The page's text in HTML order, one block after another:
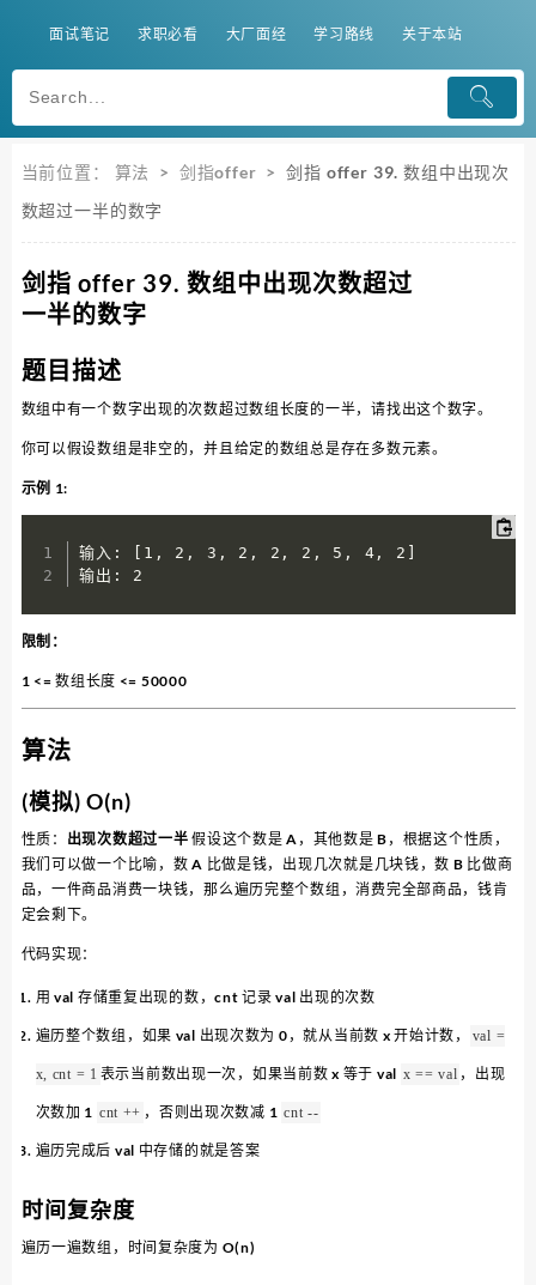
面试笔记 求职必看 大厂面经 学习路线 关于本站
当前位置： 算法 > 剑指offer >剑指 offer 39. 数组中出现次
数超过一半的数字
剑指 offer 39. 数组中出现次数超过
一半的数字
题目描述
数组中有一个数字出现的次数超过数组长度的一半，请找出这个数字。
你可以假设数组是非空的，并且给定的数组总是存在多数元素。
示例 1:
输入: [1, 2, 3, 2, 2, 2, 5, 4, 2]
输出: 2
限制：
1 <= 数组长度 <= 50000
算法
(模拟) O(n)
性质： 出现次数超过一半 假设这个数是 A，其他数是 B，根据这个性质，
我们可以做一个比喻，数 A 比做是钱，出现几次就是几块钱，数 B 比做商
品，一件商品消费一块钱，那么遍历完整个数组，消费完全部商品，钱肯
定会剩下。
代码实现：
用 val 存储重复出现的数，cnt 记录 val 出现的次数
遍历整个数组，如果 val 出现次数为 0，就从当前数 x 开始计数， val =
x, cnt = 1 表示当前数出现一次，如果当前数 x 等于 val x == val ，出现
次数加 1 cnt ++ ，否则出现次数减 1 cnt --
遍历完成后 val 中存储的就是答案
时间复杂度
遍历一遍数组，时间复杂度为 O(n)